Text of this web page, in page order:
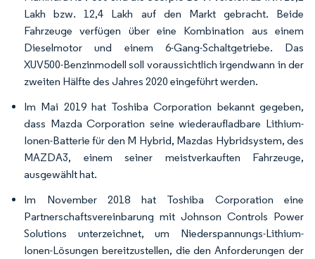
Lakh bzw. 12,4 Lakh auf den Markt gebracht. Beide
Fahrzeuge verfügen über eine Kombination aus einem
Dieselmotor und einem 6-Gang-Schaltgetriebe. Das
XUV500-Benzinmodell soll voraussichtlich irgendwann in der
zweiten Hälfte des Jahres 2020 eingeführt werden.
Im Mai 2019 hat Toshiba Corporation bekannt gegeben,
dass Mazda Corporation seine wiederaufladbare Lithium-
Ionen-Batterie für den M Hybrid, Mazdas Hybridsystem, des
MAZDA3, einem seiner meistverkauften Fahrzeuge,
ausgewählt hat.
Im November 2018 hat Toshiba Corporation eine
Partnerschaftsvereinbarung mit Johnson Controls Power
Solutions unterzeichnet, um Niederspannungs-Lithium-
Ionen-Lösungen bereitzustellen, die den Anforderungen der